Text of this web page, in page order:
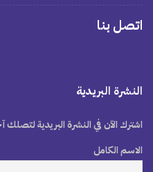
اتصل بنا
النشرة البريدية
اشترك الآن في النشرة البريدية لتصلك
الاسم الكامل